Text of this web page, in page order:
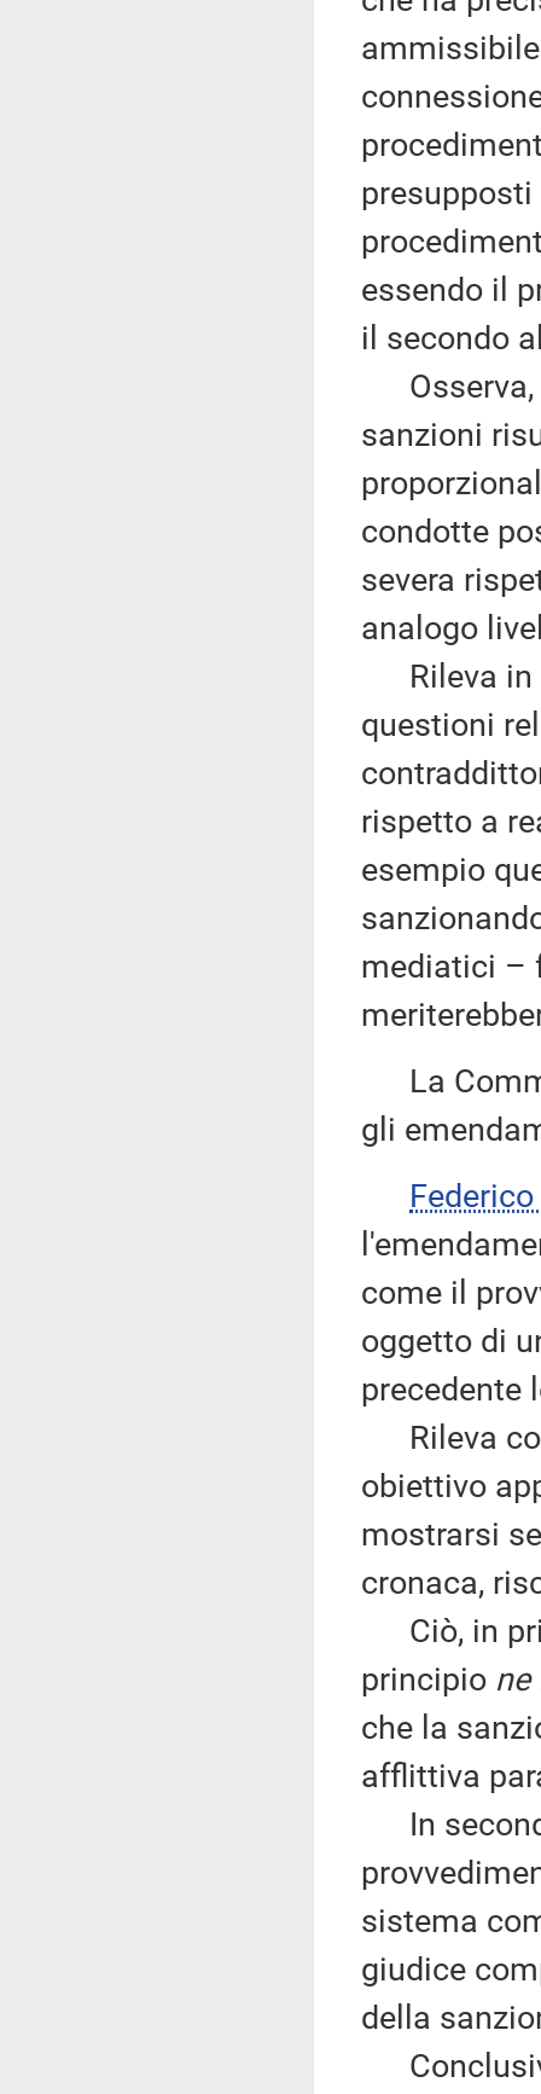
essendo il
il secondo
Osserva,
sanzioni
condotte
severa
analogo
Rileva in
questioni
rispetto a
esempio
mediatici –
La
gli
come il
oggetto di
precedente
Rileva
obiettivo
mostrarsi
cronaca,
Ciò, in
principio ne
che la
afflittiva
In
sistema
giudice
della